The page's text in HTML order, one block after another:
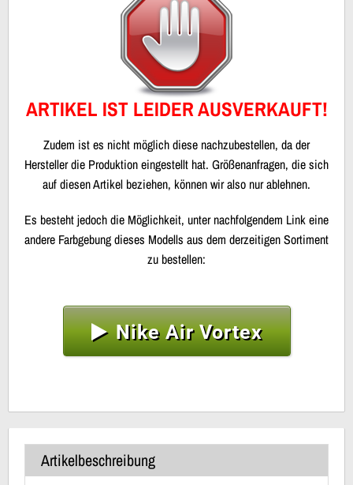
ARTIKEL IST LEIDER AUSVERKAUFT!
Zudem ist es nicht möglich diese nachzubestellen, da der
Hersteller die Produktion eingestellt hat. Größenanfragen, die sich
auf diesen Artikel beziehen, können wir also nur ablehnen.
Es besteht jedoch die Möglichkeit, unter nachfolgendem Link eine
andere Farbgebung dieses Modells aus dem derzeitigen Sortiment
zu bestellen:
Nike Air Vortex
Artikelbeschreibung